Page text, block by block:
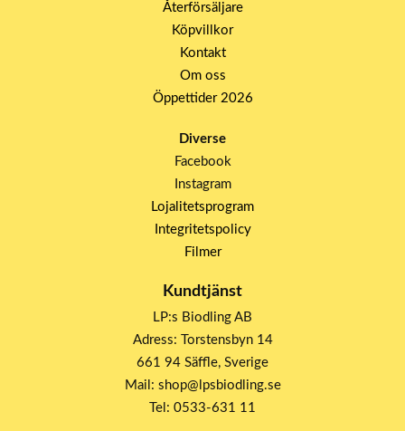
Återförsäljare
Köpvillkor
Kontakt
Om oss
Öppettider 2026
Diverse
Facebook
Instagram
Lojalitetsprogram
Integritetspolicy
Filmer
Kundtjänst
LP:s Biodling AB
Adress: Torstensbyn 14
661 94 Säffle, Sverige
Mail: shop@lpsbiodling.se
Tel: 0533-631 11